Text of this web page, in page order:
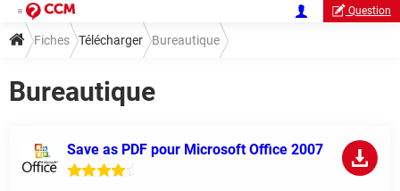
Question
Fiches Télécharger Bureautique
Bureautique
Save as PDF pour Microsoft Office 2007